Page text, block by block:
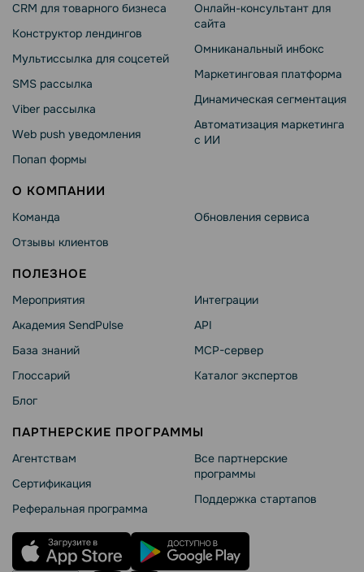
CRM для товарного бизнеса
Конструктор лендингов
Мультиссылка для соцсетей
SMS рассылка
Viber рассылка
Web push уведомления
Попап формы
Онлайн-консультант для
сайта
Омниканальный инбокс
Маркетинговая платформа
Динамическая сегментация
Автоматизация маркетинга
с ИИ
О КОМПАНИИ
Команда
Отзывы клиентов
Обновления сервиса
ПОЛЕЗНОЕ
Мероприятия
Академия SendPulse
База знаний
Глоссарий
Блог
Интеграции
API
MCP-сервер
Каталог экспертов
ПАРТНЕРСКИЕ ПРОГРАММЫ
Агентствам
Сертификация
Реферальная программа
Все партнерские
программы
Поддержка стартапов